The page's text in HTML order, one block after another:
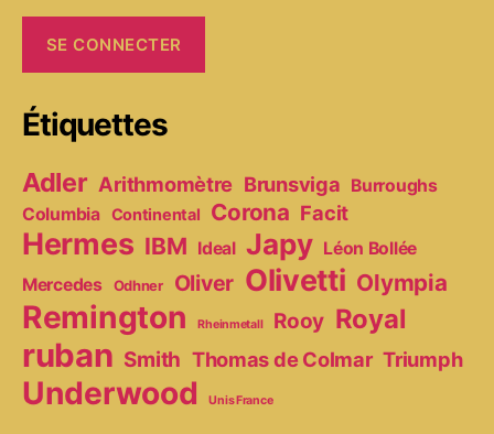
Étiquettes
Adler Arithmomètre Brunsviga Burroughs
Columbia Continental Corona Facit
Hermes IBM Ideal Japy Léon Bollée
Mercedes
Odhner Oliver Olivetti Olympia
Remington Rheinmetall Rooy Royal
ruban Smith Thomas de Colmar Triumph
Underwood Unis France